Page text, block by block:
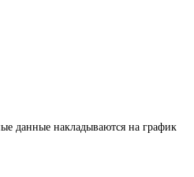
данные накладываются на график